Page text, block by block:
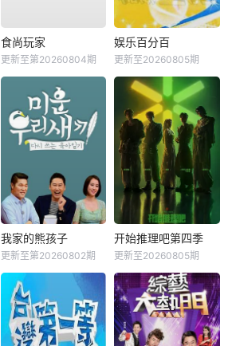
食尚玩家
更新至第20260804期
娱乐百分百
更新至20260805期
我家的熊孩子
更新至第20260802期
开始推理吧第四季
更新至20260805期